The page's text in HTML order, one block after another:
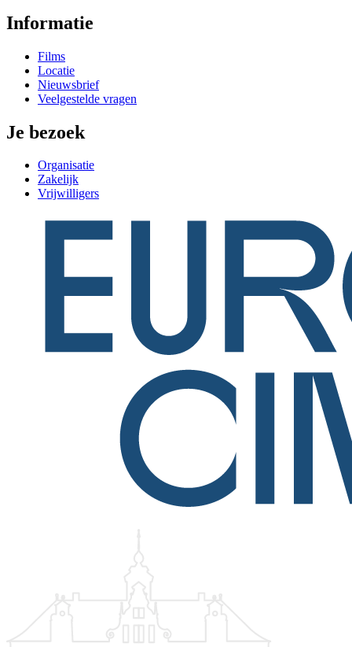
Informatie
Films
Locatie
Nieuwsbrief
Veelgestelde vragen
Je bezoek
Organisatie
Zakelijk
Vrijwilligers